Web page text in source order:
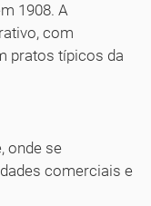
1908. A
com
pratos típicos da
onde se
comerciais e